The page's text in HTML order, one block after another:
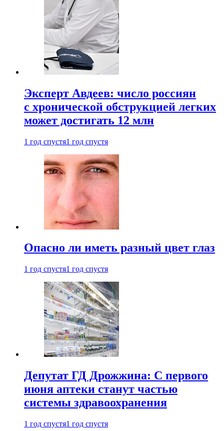
Эксперт Авдеев: число россиян
с хронической обструкцией легких
может достигать 12 млн
1 год спустя1 год спустя
Опасно ли иметь разный цвет глаз
1 год спустя1 год спустя
Депутат ГД Дрожжина: С первого
июня аптеки станут частью
системы здравоохранения
1 год спустя1 год спустя